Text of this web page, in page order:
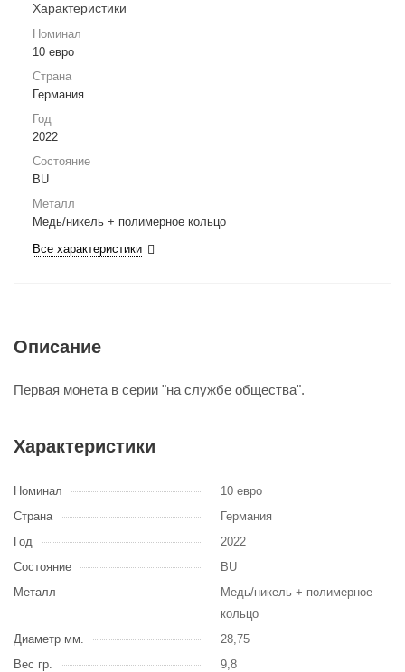
Характеристики
Номинал
10 евро
Страна
Германия
Год
2022
Состояние
BU
Металл
Медь/никель + полимерное кольцо
Все характеристики
Описание
Первая монета в серии "на службе общества".
Характеристики
Номинал
10 евро
Страна
Германия
Год
2022
Состояние
BU
Металл
Медь/никель + полимерное
кольцо
Диаметр мм.
28,75
Вес гр.
9,8